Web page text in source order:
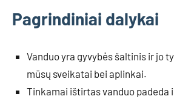
Pagrindiniai dalykai
Vanduo yra gyvybės šaltinis ir jo
mūsų sveikatai bei aplinkai.
Tinkamai ištirtas vanduo padeda